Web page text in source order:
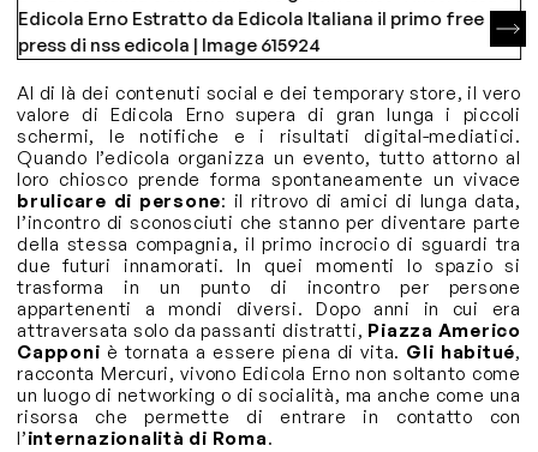
Al di là dei contenuti social e dei temporary store, il vero
valore di Edicola Erno supera di gran lunga i piccoli
schermi, le notifiche e i risultati digital-mediatici.
Quando l’edicola organizza un evento, tutto attorno al
loro chiosco prende forma spontaneamente un vivace
brulicare di persone: il ritrovo di amici di lunga data,
l’incontro di sconosciuti che stanno per diventare parte
della stessa compagnia, il primo incrocio di sguardi tra
due futuri innamorati. In quei momenti lo spazio si
trasforma in un punto di incontro per persone
appartenenti a mondi diversi. Dopo anni in cui era
attraversata solo da passanti distratti, Piazza Americo
Capponi è tornata a essere piena di vita. Gli habitué,
racconta Mercuri, vivono Edicola Erno non soltanto come
un luogo di networking o di socialità, ma anche come una
risorsa che permette di entrare in contatto con
l’internazionalità di Roma.